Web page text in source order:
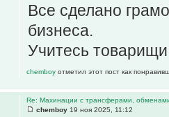
Все сделано
бизнеса.
Учитесь
chemboy отметил этот пост как
Re: Махинации с трансферами,
chemboy 19 ноя 2025, 11:12